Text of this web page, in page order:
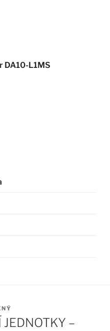
DA10-L1MS
–